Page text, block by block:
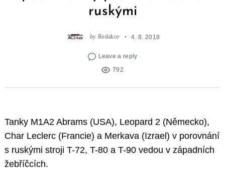
ruskými
by Redakce 4. 8. 2018
Leave a reply
792
Tanky M1A2 Abrams (USA), Leopard 2 (Německo),
Char Leclerc (Francie) a Merkava (Izrael) v porovnání
s ruskými stroji T-72, T-80 a T-90 vedou v západních
žebříčcích.